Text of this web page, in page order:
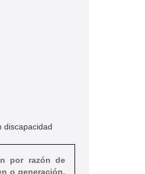
discapacidad
por razón de
o generación.